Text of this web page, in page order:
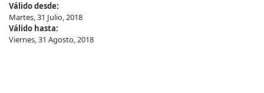
Válido desde:
Martes, 31 Julio, 2018
Válido hasta:
Viernes, 31 Agosto, 2018